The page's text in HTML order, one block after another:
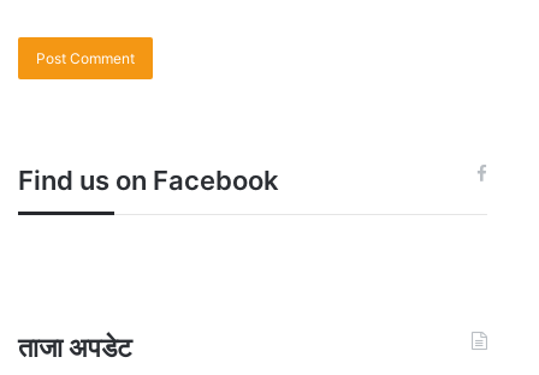
Find us on Facebook
ताजा अपडेट